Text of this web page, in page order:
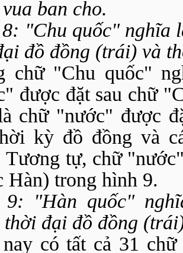
ban cho.
"Chu quốc" nghĩa
đồ đồng (trái) và
chữ "Chu quốc"
được đặt sau chữ
chữ "nước" được
kỳ đồ đồng và
Tương tự, chữ
Hàn) trong hình 9.
9: "Hàn quốc"
thời đại đồ đồng
có tất cả 31